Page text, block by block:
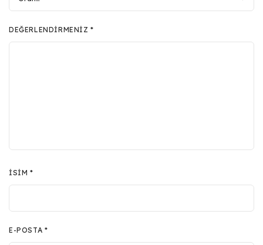
DEĞERLENDIRMENIZ*
İSIM*
E-POSTA *